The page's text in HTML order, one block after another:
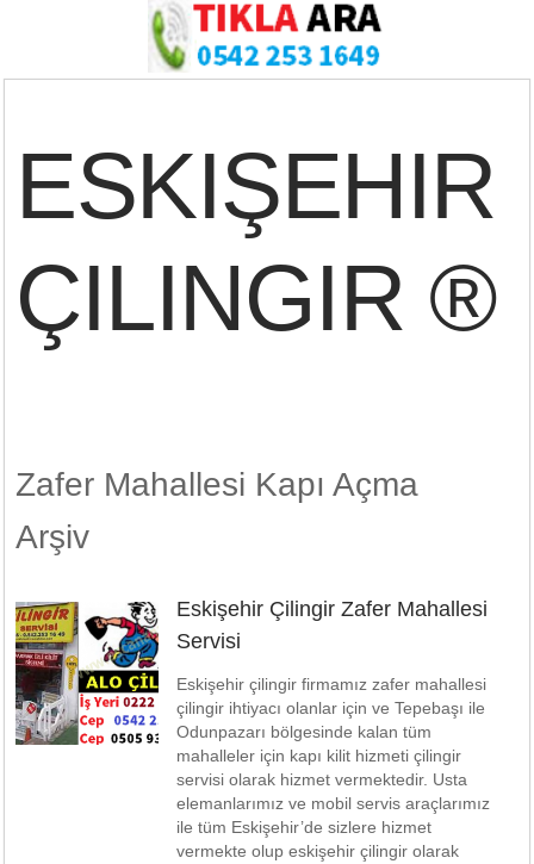
ESKIŞEHIR
ÇILINGIR ®
Zafer Mahallesi Kapı Açma
Arşiv
Eskişehir Çilingir Zafer Mahallesi
Servisi
Eskişehir çilingir firmamız zafer mahallesi
çilingir ihtiyacı olanlar için ve Tepebaşı ile
Odunpazarı bölgesinde kalan tüm
mahalleler için kapı kilit hizmeti çilingir
servisi olarak hizmet vermektedir. Usta
elemanlarımız ve mobil servis araçlarımız
ile tüm Eskişehir’de sizlere hizmet
vermekte olup eskişehir çilingir olarak